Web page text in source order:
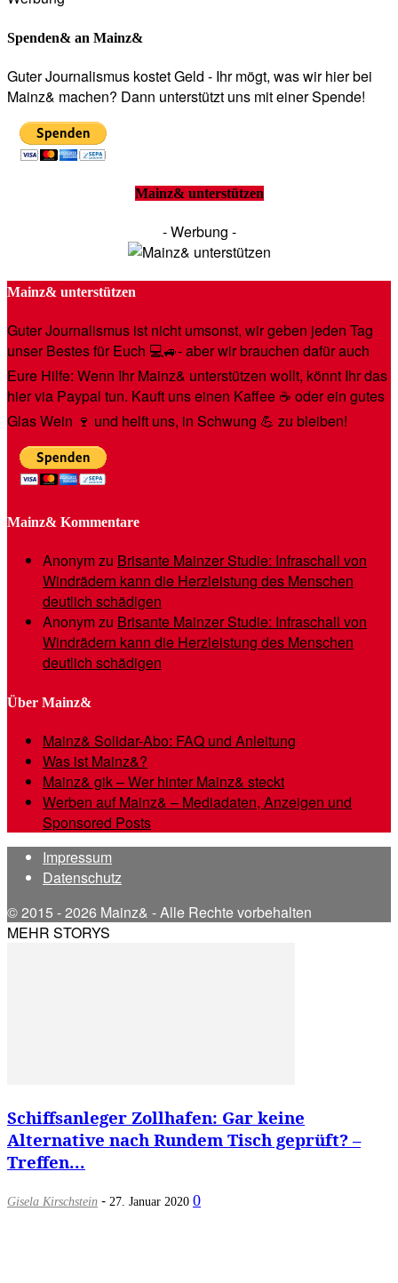
Spenden& an Mainz&
Guter Journalismus kostet Geld - Ihr mögt, was wir hier bei
Mainz& machen? Dann unterstützt uns mit einer Spende!
Mainz& unterstützen
- Werbung -
Mainz& unterstützen
Guter Journalismus ist nicht umsonst, wir geben jeden Tag
unser Bestes für Euch 💻🚙- aber wir brauchen dafür auch
Eure Hilfe: Wenn Ihr Mainz& unterstützen wollt, könnt Ihr das
hier via Paypal tun. Kauft uns einen Kaffee ☕️ oder ein gutes
Glas Wein 🍷 und helft uns, in Schwung 💪 zu bleiben!
Mainz& Kommentare
Anonymzu Brisante Mainzer Studie: Infraschall von
Windrädern kann die Herzleistung des Menschen
deutlich schädigen
Anonymzu Brisante Mainzer Studie: Infraschall von
Windrädern kann die Herzleistung des Menschen
deutlich schädigen
Über Mainz&
Mainz& Solidar-Abo: FAQ und Anleitung
Was ist Mainz&?
Mainz& gik – Wer hinter Mainz& steckt
Werben auf Mainz& – Mediadaten, Anzeigen und
Sponsored Posts
Impressum
Datenschutz
© 2015 - 2026 Mainz& - Alle Rechte vorbehalten
MEHR STORYS
Schiffsanleger Zollhafen: Gar keine
Alternative nach Rundem Tisch geprüft? –
Treffen...
Gisela Kirschstein - 27. Januar 2020 0